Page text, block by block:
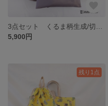
5,900円
残り1点